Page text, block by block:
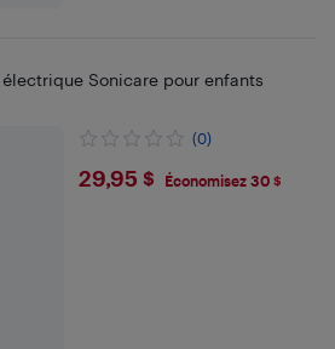
Sonicare pour enfants
(0)
$29.95
29,95 $ Économisez 30 $